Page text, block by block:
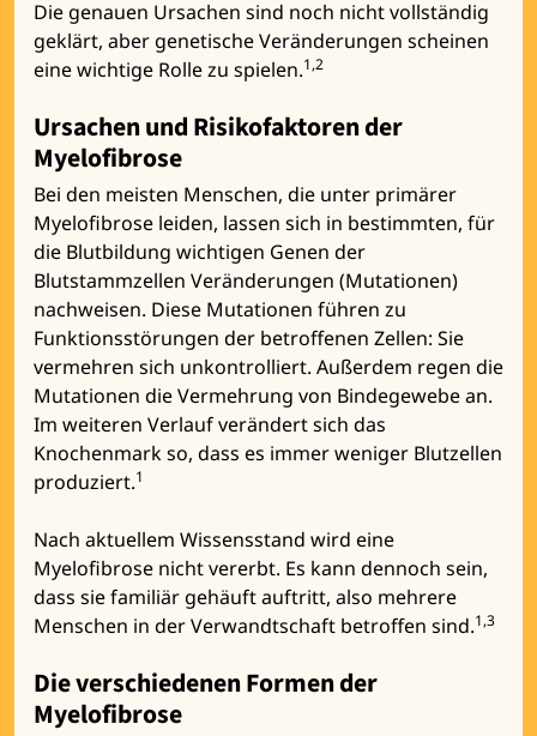
Die genauen Ursachen sind noch nicht vollständig
geklärt, aber genetische Veränderungen scheinen
eine wichtige Rolle zu spielen.1,2
Ursachen und Risikofaktoren der
Myelofibrose
Bei den meisten Menschen, die unter primärer
Myelofibrose leiden, lassen sich in bestimmten, für
die Blutbildung wichtigen Genen der
Blutstammzellen Veränderungen (Mutationen)
nachweisen. Diese Mutationen führen zu
Funktionsstörungen der betroffenen Zellen: Sie
vermehren sich unkontrolliert. Außerdem regen die
Mutationen die Vermehrung von Bindegewebe an.
Im weiteren Verlauf verändert sich das
Knochenmark so, dass es immer weniger Blutzellen
produziert.1
Nach aktuellem Wissensstand wird eine
Myelofibrose nicht vererbt. Es kann dennoch sein,
dass sie familiär gehäuft auftritt, also mehrere
Menschen in der Verwandtschaft betroffen sind.1,3
Die verschiedenen Formen der
Myelofibrose